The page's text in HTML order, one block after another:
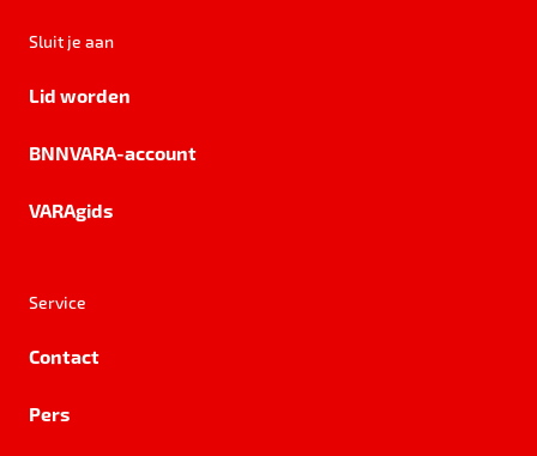
Sluit je aan
Lid worden
BNNVARA-account
VARAgids
Service
Contact
Pers